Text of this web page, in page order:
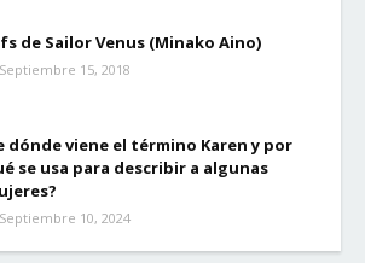
de Sailor Venus (Minako Aino)
Septiembre 15, 2018
dónde viene el término Karen y por
se usa para describir a algunas
Septiembre 10, 2024